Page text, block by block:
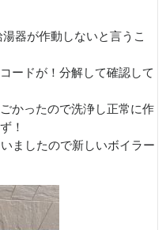
器が作動しないと言うこ
ードが！分解して確認して
かったので洗浄し正常に作
！
ましたので新しいボイラー